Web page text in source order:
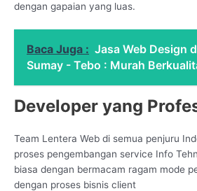
dengan gapaian yang luas.
Baca Juga : Jasa Web Design
Sumay - Tebo : Murah
Developer yang
Team Lentera Web di semua penjuru
proses pengembangan service Info
biasa dengan bermacam ragam mode
dengan proses bisnis client